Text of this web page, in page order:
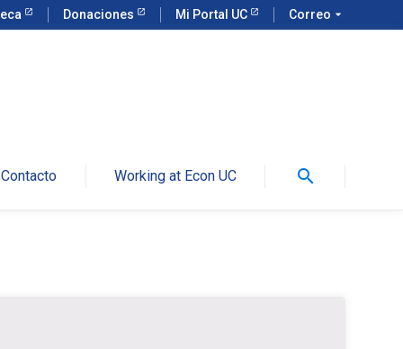
Donaciones Mi Portal UC Correo arrow_drop_down
Contacto Working at Econ UC search